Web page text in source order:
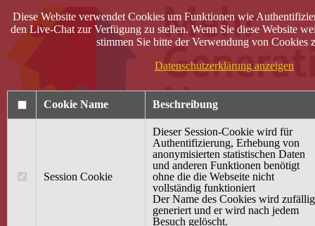
Diese Website verwendet Cookies um Funktionen wie
den Live-Chat zur Verfügung zu stellen. Wenn Sie diese Website
stimmen Sie bitte der Verwendung von Cookies
Datenschutzerklärung anzeigen
Cookie Name Beschreibung
Session Cookie
Dieser Session-Cookie wird für
Authentifizierung, Erhebung von
anonymisierten statistischen Daten
und anderen Funktionen benötigt
ohne die die Webseite nicht
vollständig funktioniert
Der Name des Cookies wird zufällig
generiert und er wird nach jedem
Besuch gelöscht.